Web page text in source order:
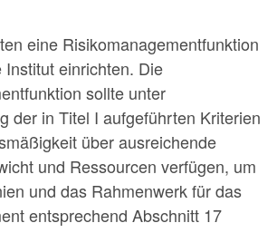
eine Risikomanagementfunktion
einrichten. Die
sollte unter
der in Titel I aufgeführten Kriterien
über ausreichende
und Ressourcen verfügen, um
und das Rahmenwerk für das
entsprechend Abschnitt 17